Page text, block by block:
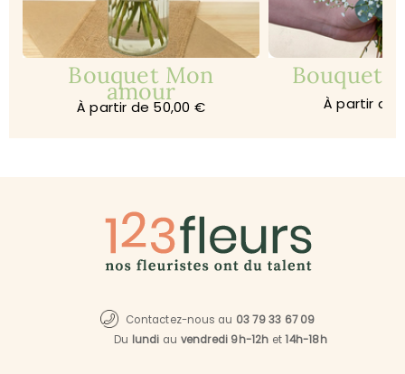
Bouquet Mon
amour
À partir de 50,00 €
Bouquet
À partir de
Contactez-nous au 03 79 33 67 09
Du lundi au vendredi 9h-12h et14h-18h